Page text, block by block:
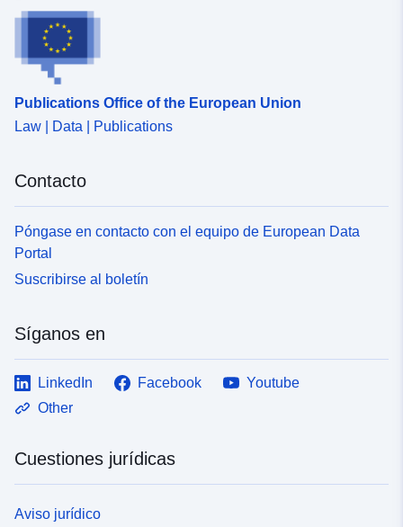
Publications Office of the European Union
Law | Data | Publications
Contacto
Póngase en contacto con el equipo de European Data
Portal
Suscribirse al boletín
Síganos en
LinkedIn Facebook
Youtube
Other
Cuestiones jurídicas
Aviso jurídico